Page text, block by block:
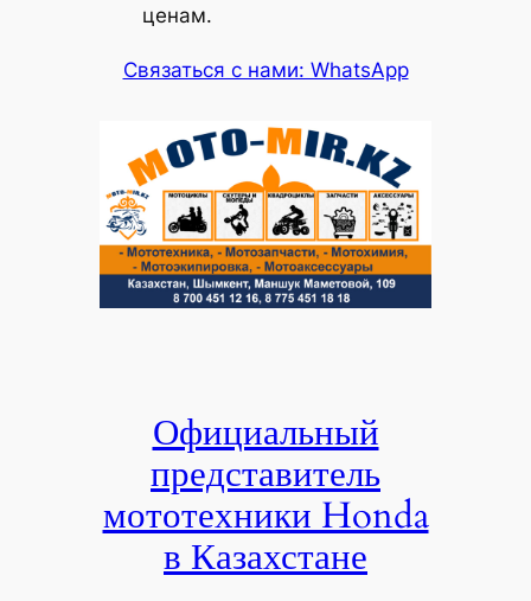
ценам.
Связаться с нами: WhatsApp
Официальный
представитель
мототехники Honda
в Казахстане